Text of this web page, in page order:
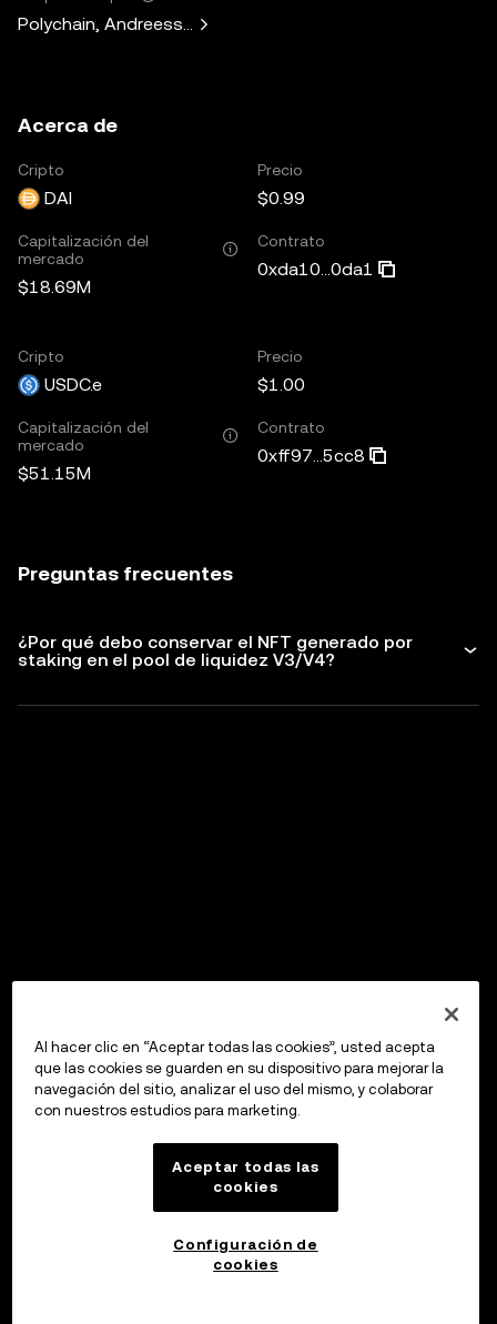
Polychain, Andreessen Horowitz, Paradigm, Variant Fund,
Acerca de
Cripto
DAI
Precio
$0.99
Capitalización del
mercado
$18.69M
Contrato
0xda10...0da1
Cripto
USDC.e
Precio
$1.00
Capitalización del
mercado
$51.15M
Contrato
0xff97...5cc8
Preguntas frecuentes
¿Por qué debo conservar el NFT generado por
staking en el pool de liquidez V3/V4?
Al hacer clic en “Aceptar todas las cookies”, usted acepta
que las cookies se guarden en su dispositivo para mejorar la
navegación del sitio, analizar el uso del mismo, y colaborar
con nuestros estudios para marketing.
Aceptar todas las
cookies
Configuración de
cookies